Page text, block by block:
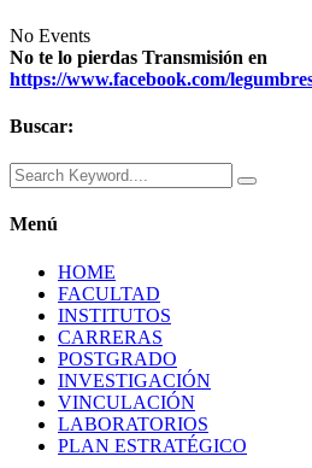
No Events
No te lo pierdas Transmisión en
https://www.facebook.com/
Buscar:
Menú
HOME
FACULTAD
INSTITUTOS
CARRERAS
POSTGRADO
INVESTIGACIÓN
VINCULACIÓN
LABORATORIOS
PLAN ESTRATÉGICO